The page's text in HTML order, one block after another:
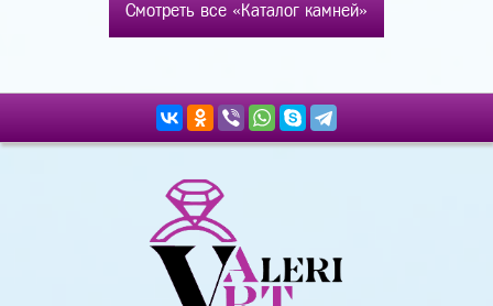
Смотреть все «Каталог камней»